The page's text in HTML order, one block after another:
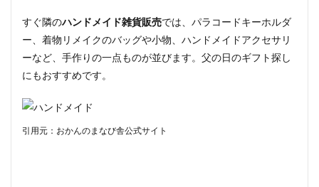
すぐ隣のハンドメイド雑貨販売では、パラコードキーホルダ
ー、着物リメイクのバッグや小物、ハンドメイドアクセサリ
ーなど、手作りの一点ものが並びます。父の日のギフト探し
にもおすすめです。
引用元：おかんのまなび舎公式サイト